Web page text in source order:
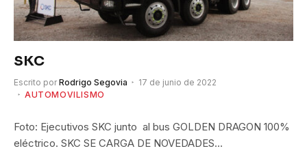
SKC
Escrito por Rodrigo Segovia
17 de junio de 2022
AUTOMOVILISMO
Foto: Ejecutivos SKC junto al bus GOLDEN DRAGON 100%
eléctrico. SKC SE CARGA DE NOVEDADES…